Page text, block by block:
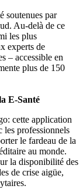
soutenues par
Au-delà de ce
les plus
experts de
– accessible en
plus de 150
E-Santé
cette application
les professionnels
le fardeau de la
au monde.
la disponibilité des
de crise aigüe,